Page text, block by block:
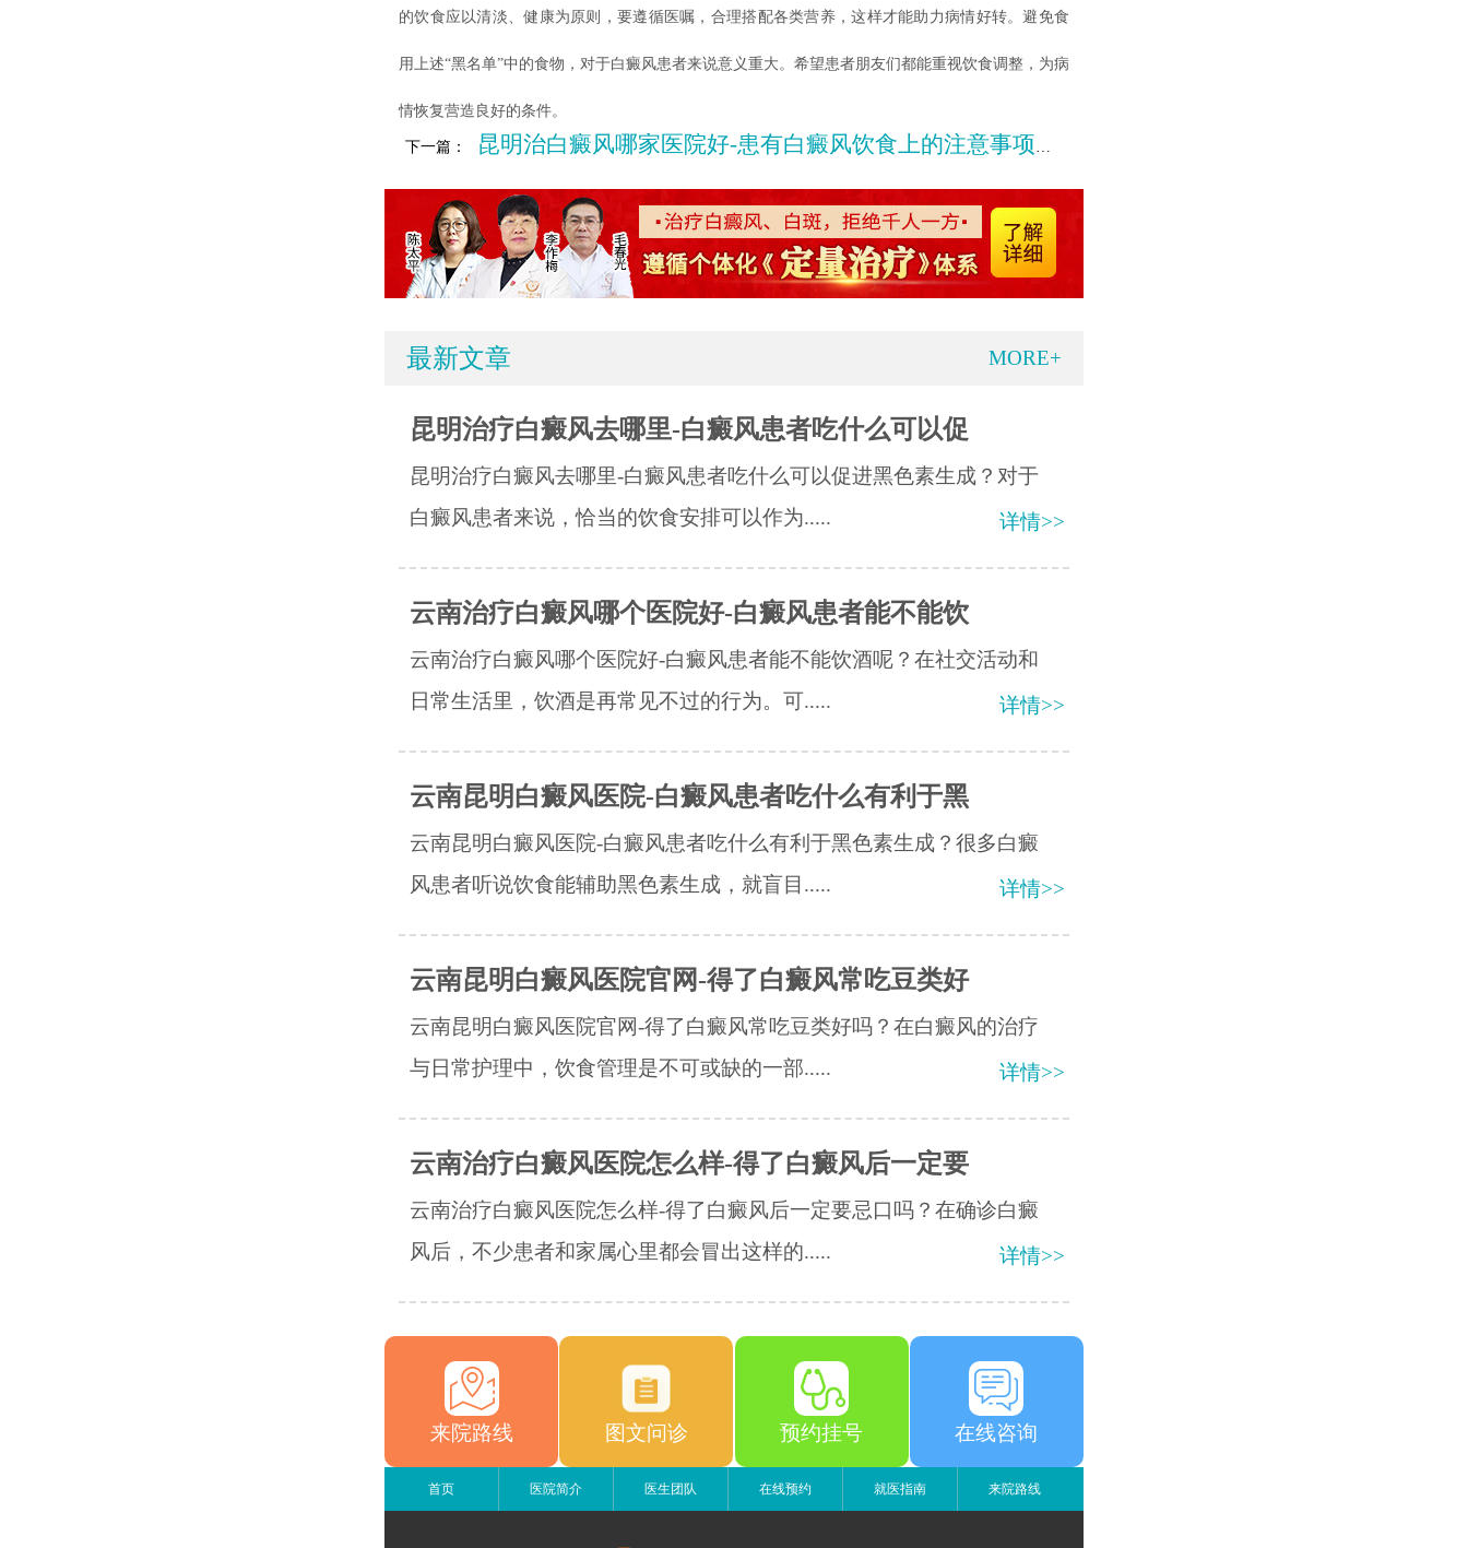
的饮食应以清淡、健康为原则，要遵循医嘱，合理搭配各类营养，这样才能助力病情好转。避免食
用上述“黑名单”中的食物，对于白癜风患者来说意义重大。希望患者朋友们都能重视饮食调整，为病
情恢复营造良好的条件。
下一篇： 昆明治白癜风哪家医院好-患有白癜风饮食上的注意事项有什么
最新文章 MORE+
昆明治疗白癜风去哪里-白癜风患者吃什么可以促
昆明治疗白癜风去哪里-白癜风患者吃什么可以促进黑色素生成？对于
白癜风患者来说，恰当的饮食安排可以作为.....
详情>>
云南治疗白癜风哪个医院好-白癜风患者能不能饮
云南治疗白癜风哪个医院好-白癜风患者能不能饮酒呢？在社交活动和
日常生活里，饮酒是再常见不过的行为。可.....
详情>>
云南昆明白癜风医院-白癜风患者吃什么有利于黑
云南昆明白癜风医院-白癜风患者吃什么有利于黑色素生成？很多白癜
风患者听说饮食能辅助黑色素生成，就盲目.....
详情>>
云南昆明白癜风医院官网-得了白癜风常吃豆类好
云南昆明白癜风医院官网-得了白癜风常吃豆类好吗？在白癜风的治疗
与日常护理中，饮食管理是不可或缺的一部.....
详情>>
云南治疗白癜风医院怎么样-得了白癜风后一定要
云南治疗白癜风医院怎么样-得了白癜风后一定要忌口吗？在确诊白癜
风后，不少患者和家属心里都会冒出这样的.....
详情>>
来院路线 图文问诊 预约挂号 在线咨询
首页 医院简介 医生团队 在线预约 就医指南 来院路线